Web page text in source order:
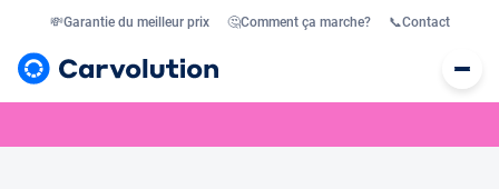
💸Garantie du meilleur prix 🤔Comment ça marche? 📞Contact